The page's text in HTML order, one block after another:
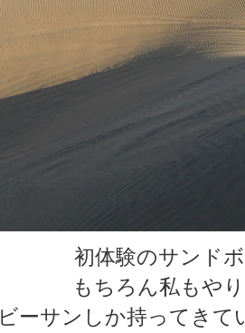
初体験のサンド
もちろん私もや
ビーサンしか持ってきて